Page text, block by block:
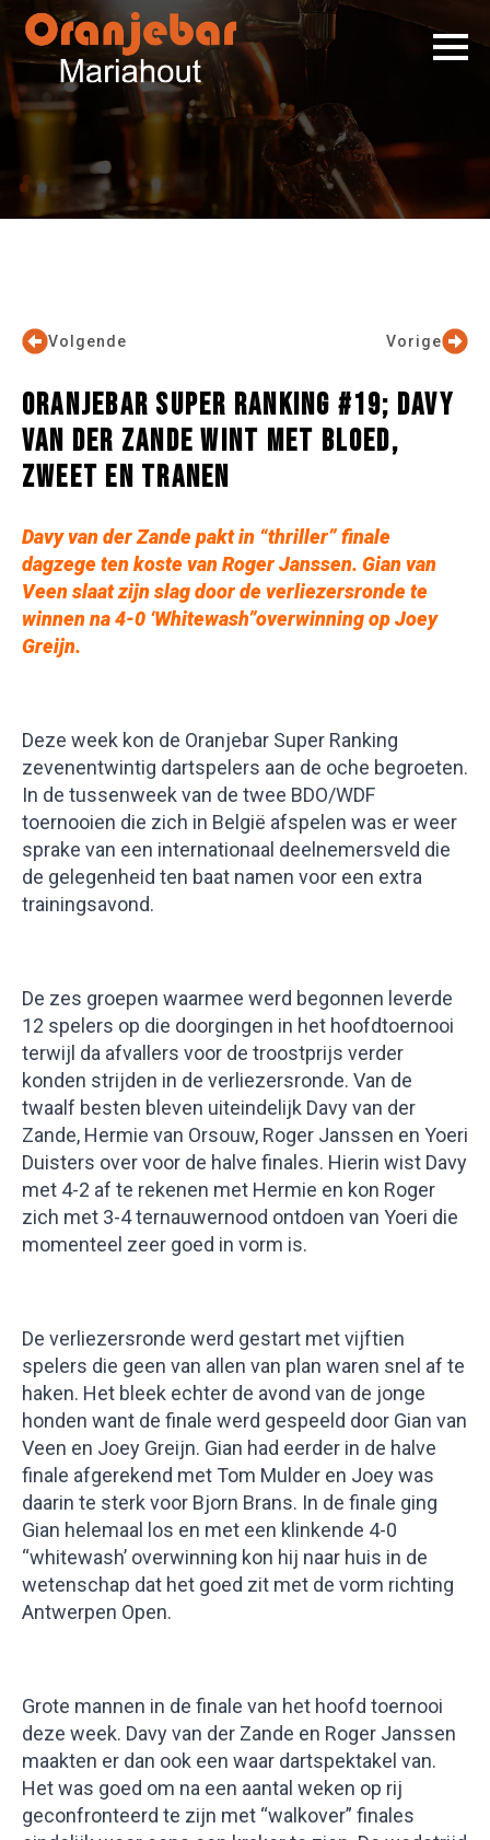
Vorige
Volgende
ORANJEBAR SUPER RANKING #19; DAVY
VAN DER ZANDE WINT MET BLOED,
ZWEET EN TRANEN
Davy van der Zande pakt in “thriller” finale
dagzege ten koste van Roger Janssen. Gian van
Veen slaat zijn slag door de verliezersronde te
winnen na 4-0 ‘Whitewash”overwinning op Joey
Greijn.
Deze week kon de Oranjebar Super Ranking
zevenentwintig dartspelers aan de oche begroeten.
In de tussenweek van de twee BDO/WDF
toernooien die zich in België afspelen was er weer
sprake van een internationaal deelnemersveld die
de gelegenheid ten baat namen voor een extra
trainingsavond.
De zes groepen waarmee werd begonnen leverde
12 spelers op die doorgingen in het hoofdtoernooi
terwijl da afvallers voor de troostprijs verder
konden strijden in de verliezersronde. Van de
twaalf besten bleven uiteindelijk Davy van der
Zande, Hermie van Orsouw, Roger Janssen en Yoeri
Duisters over voor de halve finales. Hierin wist Davy
met 4-2 af te rekenen met Hermie en kon Roger
zich met 3-4 ternauwernood ontdoen van Yoeri die
momenteel zeer goed in vorm is.
De verliezersronde werd gestart met vijftien
spelers die geen van allen van plan waren snel af te
haken. Het bleek echter de avond van de jonge
honden want de finale werd gespeeld door Gian van
Veen en Joey Greijn. Gian had eerder in de halve
finale afgerekend met Tom Mulder en Joey was
daarin te sterk voor Bjorn Brans. In de finale ging
Gian helemaal los en met een klinkende 4-0
“whitewash’ overwinning kon hij naar huis in de
wetenschap dat het goed zit met de vorm richting
Antwerpen Open.
Grote mannen in de finale van het hoofd toernooi
deze week. Davy van der Zande en Roger Janssen
maakten er dan ook een waar dartspektakel van.
Het was goed om na een aantal weken op rij
geconfronteerd te zijn met “walkover” finales